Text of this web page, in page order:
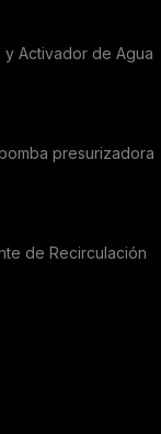
y Activador de Agua
presurizadora
de Recirculación